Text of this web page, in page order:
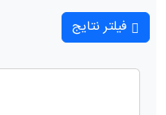
فیلتر نتایج